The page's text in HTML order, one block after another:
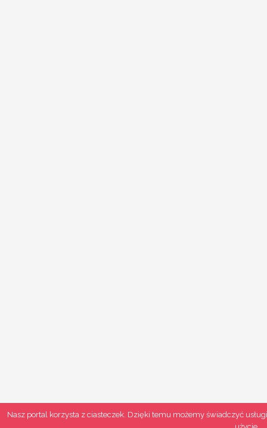
Nasz portal korzysta z ciasteczek. Dzięki temu możemy świadczyć